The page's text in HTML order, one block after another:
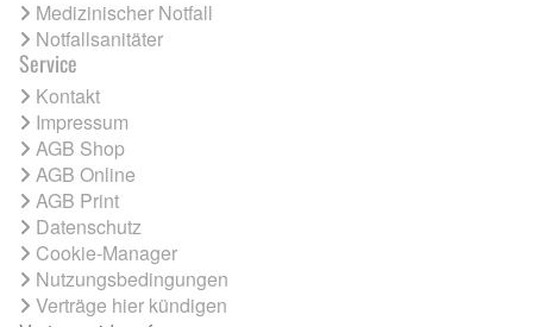
Medizinischer Notfall
Notfallsanitäter
Service
Kontakt
Impressum
AGB Shop
AGB Online
AGB Print
Datenschutz
Cookie-Manager
Nutzungsbedingungen
Verträge hier kündigen